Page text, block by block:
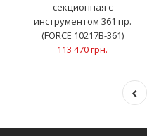
секционная с
инструментом 361 пр.
(FORCE 10217B-361)
113 470 грн.